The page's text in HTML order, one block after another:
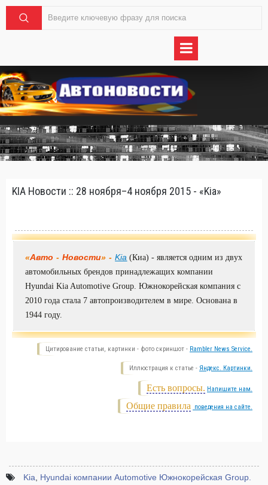
KIA Новости :: 28 ноября–4 ноября 2015 - «Kia»
«Авто -Новости» -Kia (Киа) - является одним из двух
автомобильных брендов принадлежащих компании
Hyundai Kia Automotive Group. Южнокорейская компания с
2010 года стала 7 автопроизводителем в мире. Основана в
1944 году.
Цитирование статьи, картинки - фото скриншот - Rambler News Service.
Иллюстрация к статье - Яндекс. Картинки.
Есть вопросы. Напишите нам.
Общие правила поведения на сайте.
Kia Hyundai компании Automotive Южнокорейская Group.